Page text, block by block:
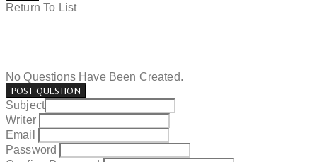
Return To List
No Questions Have Been Created.
POST QUESTION
Subject
Writer
Email
Password